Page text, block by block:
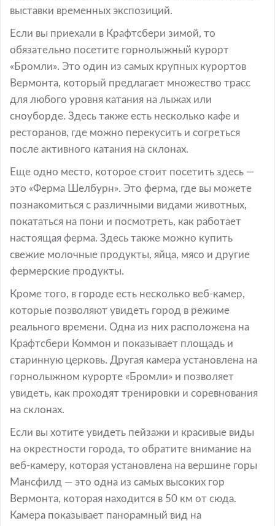
выставки временных экспозиций.
Если вы приехали в Крафтсбери зимой, то
обязательно посетите горнолыжный курорт
«Бромли». Это один из самых крупных курортов
Вермонта, который предлагает множество трасс
для любого уровня катания на лыжах или
сноуборде. Здесь также есть несколько кафе и
ресторанов, где можно перекусить и согреться
после активного катания на склонах.
Еще одно место, которое стоит посетить здесь —
это «Ферма Шелбурн». Это ферма, где вы можете
познакомиться с различными видами животных,
покататься на пони и посмотреть, как работает
настоящая ферма. Здесь также можно купить
свежие молочные продукты, яйца, мясо и другие
фермерские продукты.
Кроме того, в городе есть несколько веб-камер,
которые позволяют увидеть город в режиме
реального времени. Одна из них расположена на
Крафтсбери Коммон и показывает площадь и
старинную церковь. Другая камера установлена на
горнолыжном курорте «Бромли» и позволяет
увидеть, как проходят тренировки и соревнования
на склонах.
Если вы хотите увидеть пейзажи и красивые виды
на окрестности города, то обратите внимание на
веб-камеру, которая установлена на вершине горы
Мансфилд — это одна из самых высоких гор
Вермонта, которая находится в 50 км от сюда.
Камера показывает панорамный вид на